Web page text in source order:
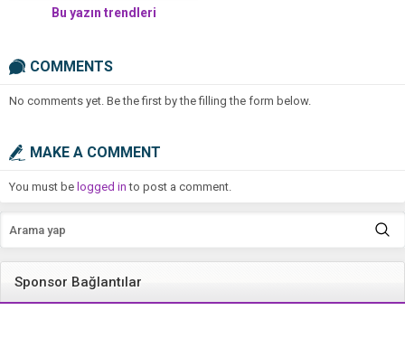
Bu yazın trendleri
COMMENTS
No comments yet. Be the first by the filling the form below.
MAKE A COMMENT
You must be logged in to post a comment.
Sponsor Bağlantılar